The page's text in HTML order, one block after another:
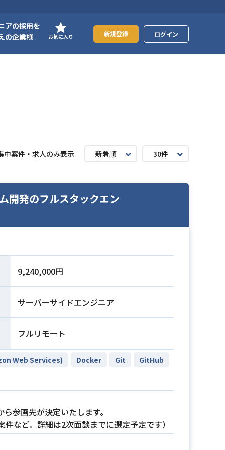
アの採用を
の企業様
お気に入り 新規登録 ログイン
中案件・求人のみ表示 新着順 30件
開発のフルスタックエン
9,240,000円
サーバーサイドエンジニア
フルリモート
Web Services) Docker Git GitHub
参画先が決定いたします。
など。詳細は2次面談までに選定予定です）